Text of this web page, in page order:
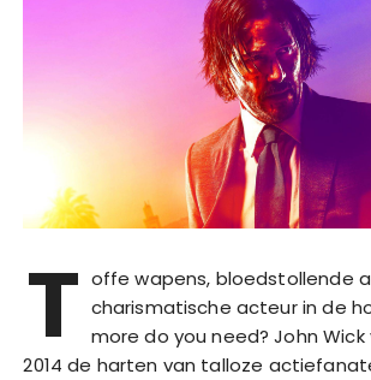
T offe wapens, bloedstollende
charismatische acteur in de
more do you need? John Wick
2014 de harten van talloze